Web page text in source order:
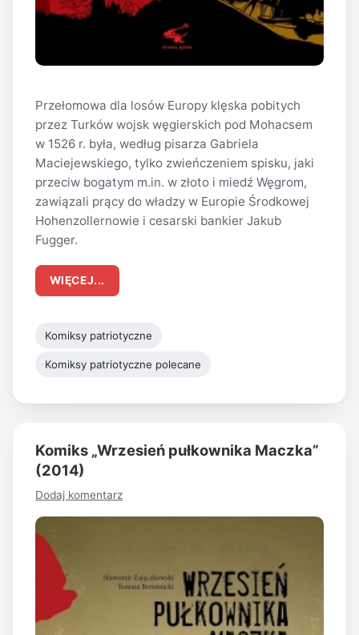
Przełomowa dla losów Europy klęska pobitych
przez Turków wojsk węgierskich pod Mohacsem
w 1526 r. była, według pisarza Gabriela
Maciejewskiego, tylko zwieńczeniem spisku, jaki
przeciw bogatym m.in. w złoto i miedź Węgrom,
zawiązali prący do władzy w Europie Środkowej
Hohenzollernowie i cesarski bankier Jakub
Fugger.
WIĘCEJ...
Komiksy patriotyczne
Komiksy patriotyczne polecane
Komiks „Wrzesień pułkownika Maczka”
(2014)
Dodaj komentarz